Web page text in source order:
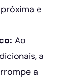
e
Ao
a
a